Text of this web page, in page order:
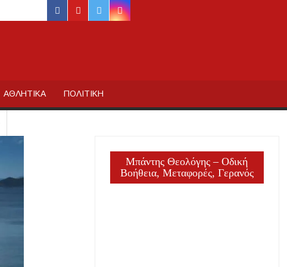
facebook
youtubetwitterinstagram
ΑΘΛΗΤΙΚΑ ΠΟΛΙΤΙΚΗ
Μπάντης Θεολόγης – Οδική
Βοήθεια, Μεταφορές, Γερανός